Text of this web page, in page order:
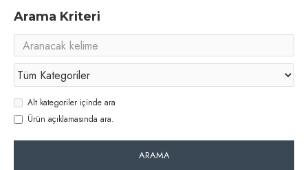
Arama Kriteri
Alt kategoriler içinde ara
Ürün açıklamasında ara.
ARAMA